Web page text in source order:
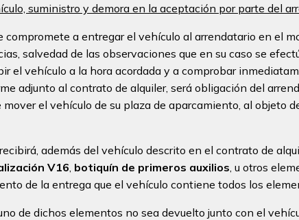
suministro y demora en la aceptación por parte del
compromete a entregar el vehículo al arrendatario en el
salvedad de las observaciones que en su caso se
el vehículo a la hora acordada y a comprobar
adjunto al contrato de alquiler, será obligación del
el vehículo de su plaza de aparcamiento, al objeto
además del vehículo descrito en el contrato de
V16 botiquín de primeros auxilios , u otros
de la entrega que el vehículo contiene todos los
de dichos elementos no sea devuelto junto con el